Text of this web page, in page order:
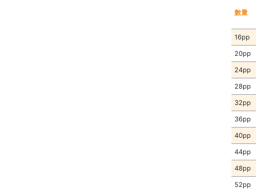
數量
16pp
20pp
24pp
28pp
32pp
36pp
40pp
44pp
48pp
52pp